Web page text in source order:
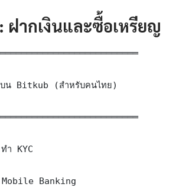
ากเงินและซื้อเหรียญ
Bitkub (สำหรับคนไทย)
ำ KYC
Mobile Banking